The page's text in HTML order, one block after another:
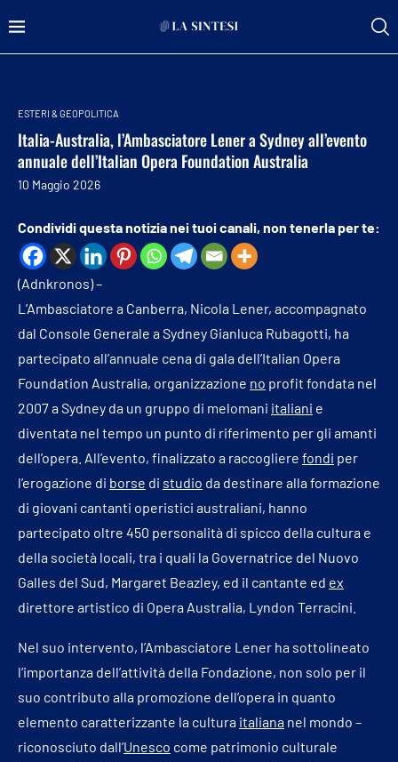
ESTERI & GEOPOLITICA
Italia-Australia, l’Ambasciatore Lener a Sydney all’evento
annuale dell’Italian Opera Foundation Australia
10 Maggio 2026
Condividi questa notizia nei tuoi canali, non tenerla per te:
(Adnkronos) –
L’Ambasciatore a Canberra, Nicola Lener, accompagnato
dal Console Generale a Sydney Gianluca Rubagotti, ha
partecipato all’annuale cena di gala dell’Italian Opera
Foundation Australia, organizzazione no profit fondata nel
2007 a Sydney da un gruppo di melomani italiani e
diventata nel tempo un punto di riferimento per gli amanti
dell’opera. All’evento, finalizzato a raccogliere fondi per
l’erogazione di borse di studio da destinare alla formazione
di giovani cantanti operistici australiani, hanno
partecipato oltre 450 personalità di spicco della cultura e
della società locali, tra i quali la Governatrice del Nuovo
Galles del Sud, Margaret Beazley, ed il cantante ed ex
direttore artistico di Opera Australia, Lyndon Terracini.
Nel suo intervento, l’Ambasciatore Lener ha sottolineato
l’importanza dell’attività della Fondazione, non solo per il
suo contributo alla promozione dell’opera in quanto
elemento caratterizzante la cultura italiana nel mondo –
riconosciuto dall’Unesco come patrimonio culturale